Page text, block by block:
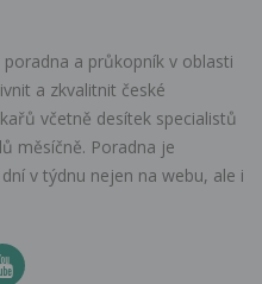
a průkopník v oblasti
a zkvalitnit české
včetně desítek specialistů
měsíčně. Poradna je
v týdnu nejen na webu, ale i